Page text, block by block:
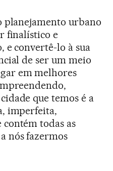
planejamento urbano
finalístico e
convertê-lo à sua
de ser um meio
em melhores
que temos é a
imperfeita,
todas as
nós fazermos